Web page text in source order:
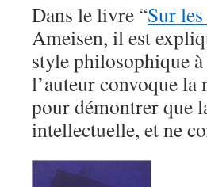
Dans le livre “Sur
Ameisen, il est
style philosophique
l’auteur convoque
pour démontrer que
intellectuelle, et ne